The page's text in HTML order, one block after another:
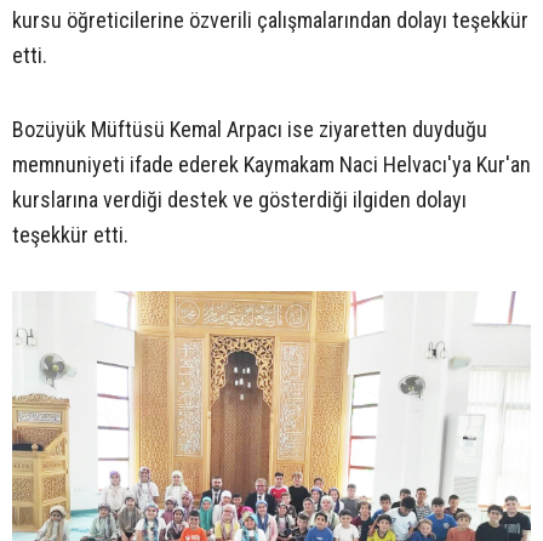
kursu öğreticilerine özverili çalışmalarından dolayı teşekkür
etti.
Bozüyük Müftüsü Kemal Arpacı ise ziyaretten duyduğu
memnuniyeti ifade ederek Kaymakam Naci Helvacı'ya Kur'an
kurslarına verdiği destek ve gösterdiği ilgiden dolayı
teşekkür etti.